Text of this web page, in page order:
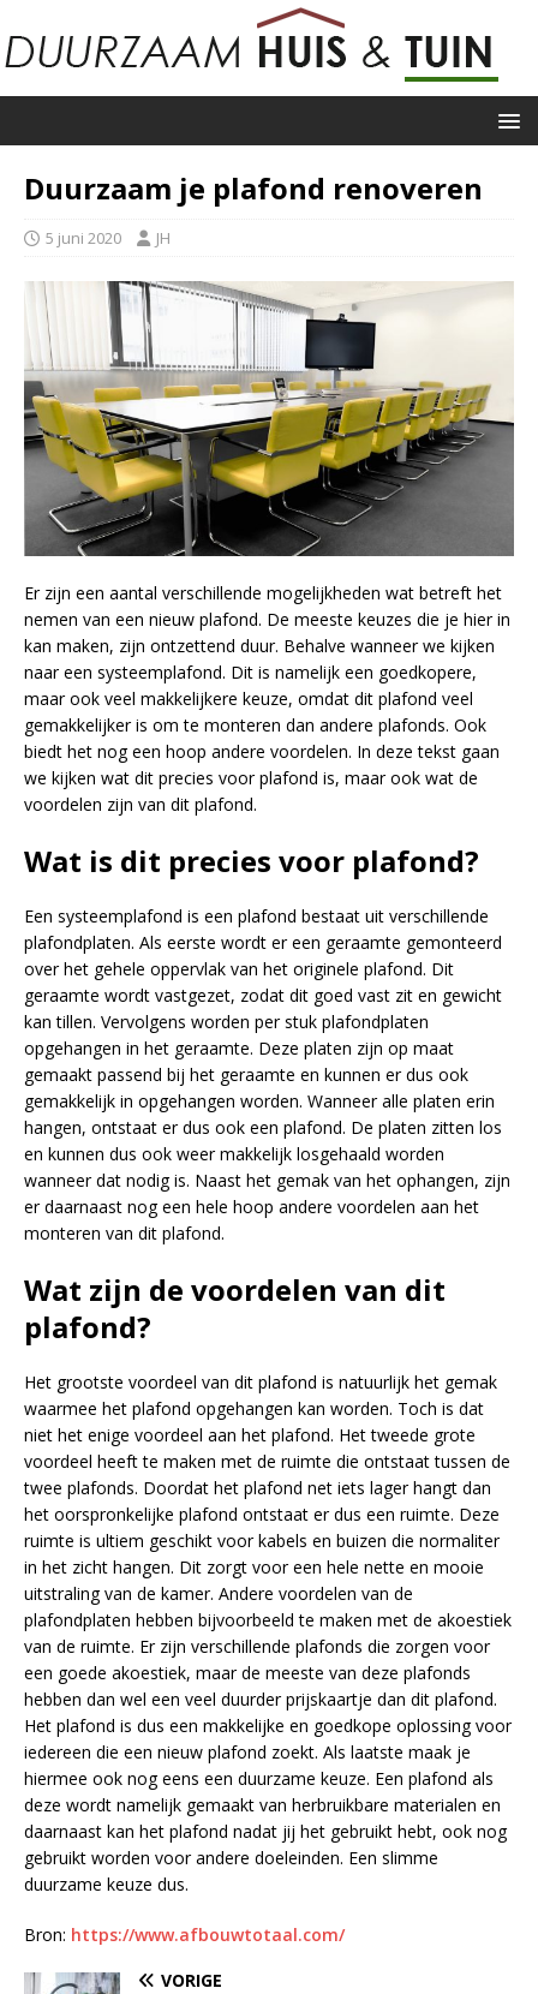
Duurzaam je plafond renoveren
5 juni 2020 JH
Er zijn een aantal verschillende mogelijkheden wat betreft het
nemen van een nieuw plafond. De meeste keuzes die je hier in
kan maken, zijn ontzettend duur. Behalve wanneer we kijken
naar een systeemplafond. Dit is namelijk een goedkopere,
maar ook veel makkelijkere keuze, omdat dit plafond veel
gemakkelijker is om te monteren dan andere plafonds. Ook
biedt het nog een hoop andere voordelen. In deze tekst gaan
we kijken wat dit precies voor plafond is, maar ook wat de
voordelen zijn van dit plafond.
Wat is dit precies voor plafond?
Een systeemplafond is een plafond bestaat uit verschillende
plafondplaten. Als eerste wordt er een geraamte gemonteerd
over het gehele oppervlak van het originele plafond. Dit
geraamte wordt vastgezet, zodat dit goed vast zit en gewicht
kan tillen. Vervolgens worden per stuk plafondplaten
opgehangen in het geraamte. Deze platen zijn op maat
gemaakt passend bij het geraamte en kunnen er dus ook
gemakkelijk in opgehangen worden. Wanneer alle platen erin
hangen, ontstaat er dus ook een plafond. De platen zitten los
en kunnen dus ook weer makkelijk losgehaald worden
wanneer dat nodig is. Naast het gemak van het ophangen, zijn
er daarnaast nog een hele hoop andere voordelen aan het
monteren van dit plafond.
Wat zijn de voordelen van dit
plafond?
Het grootste voordeel van dit plafond is natuurlijk het gemak
waarmee het plafond opgehangen kan worden. Toch is dat
niet het enige voordeel aan het plafond. Het tweede grote
voordeel heeft te maken met de ruimte die ontstaat tussen de
twee plafonds. Doordat het plafond net iets lager hangt dan
het oorspronkelijke plafond ontstaat er dus een ruimte. Deze
ruimte is ultiem geschikt voor kabels en buizen die normaliter
in het zicht hangen. Dit zorgt voor een hele nette en mooie
uitstraling van de kamer. Andere voordelen van de
plafondplaten hebben bijvoorbeeld te maken met de akoestiek
van de ruimte. Er zijn verschillende plafonds die zorgen voor
een goede akoestiek, maar de meeste van deze plafonds
hebben dan wel een veel duurder prijskaartje dan dit plafond.
Het plafond is dus een makkelijke en goedkope oplossing voor
iedereen die een nieuw plafond zoekt. Als laatste maak je
hiermee ook nog eens een duurzame keuze. Een plafond als
deze wordt namelijk gemaakt van herbruikbare materialen en
daarnaast kan het plafond nadat jij het gebruikt hebt, ook nog
gebruikt worden voor andere doeleinden. Een slimme
duurzame keuze dus.
Bron: https://www.afbouwtotaal.com/
VORIGE